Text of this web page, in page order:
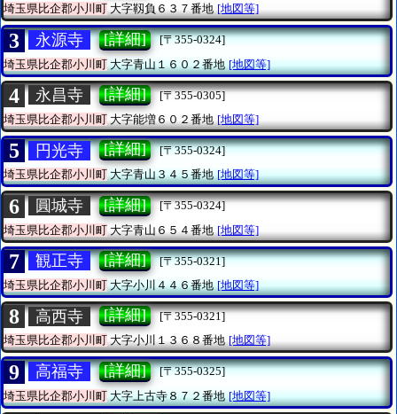
埼玉県比企郡小川町大字靱負６３７番地 [地図等]
3 永源寺 [詳細]
[〒355-0324]
埼玉県比企郡小川町大字青山１６０２番地 [地図等]
4 永昌寺 [詳細]
[〒355-0305]
埼玉県比企郡小川町 大字能増６０２番地 [地図等]
5 円光寺 [詳細]
[〒355-0324]
埼玉県比企郡小川町大字青山３４５番地 [地図等]
6 圓城寺 [詳細]
[〒355-0324]
埼玉県比企郡小川町 大字青山６５４番地 [地図等]
7 観正寺 [詳細]
[〒355-0321]
埼玉県比企郡小川町大字小川４４６番地 [地図等]
8 高西寺 [詳細]
[〒355-0321]
埼玉県比企郡小川町大字小川１３６８番地 [地図等]
9 高福寺 [詳細]
[〒355-0325]
埼玉県比企郡小川町大字上古寺８７２番地 [地図等]